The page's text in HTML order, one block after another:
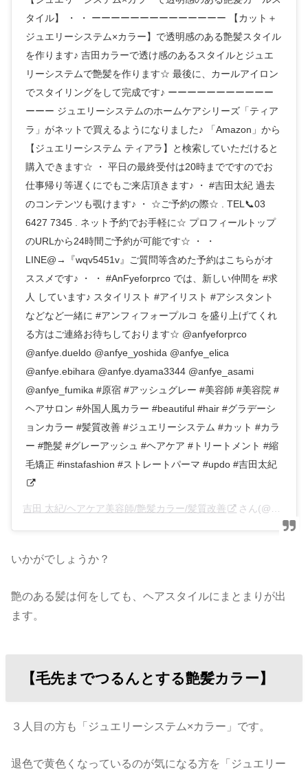
タイル】 ・ ・ ーーーーーーーーーーーーーー 【カット＋
ジュエリーシステム×カラー】で透明感のある艶髪スタイル
を作ります♪ 吉田カラーで透け感のあるスタイルとジュエ
リーシステムで艶髪を作ります☆ 最後に、カールアイロン
でスタイリングをして完成です♪ ーーーーーーーーーーー
ーーー ジュエリーシステムのホームケアシリーズ「ティア
ラ」がネットで買えるようになりました♪ 「Amazon」から
【ジュエリーシステム ティアラ】と検索していただけると
購入できます☆ ・ 平日の最終受付は20時までですのでお
仕事帰り等遅くにでもご来店頂きます♪ ・ #吉田太紀 過去
のコンテンツも覗けます♪ ・ ☆ご予約の際☆ . TEL📞03
6427 7345 . ネット予約でお手軽に☆ プロフィールトップ
のURLから24時間ご予約が可能です☆ ・ ・
LINE@→『wqv5451v』ご質問等含めた予約はこちらがオ
ススメです♪ ・ ・ #AnFyeforprco では、新しい仲間を #求
人 しています♪ スタイリスト #アイリスト #アシスタント
などなど一緒に #アンフィフォープルコ を盛り上げてくれ
る方はご連絡お待ちしております☆ @anfyeforprco
@anfye.dueldo @anfye_yoshida @anfye_elica
@anfye.ebihara @anfye.dyama3344 @anfye_asami
@anfye_fumika #原宿 #アッシュグレー #美容師 #美容院 #
ヘアサロン #外国人風カラー #beautiful #hair #グラデーシ
ョンカラー #髪質改善 #ジュエリーシステム #カット #カラ
ー #艶髪 #グレーアッシュ #ヘアケア #トリートメント #縮
毛矯正 #instafashion #ストレートパーマ #updo #吉田太紀
吉田 太紀/ヘアケア美容師/艶髪カラー/髪質改善 さん(@anfye_yoshida)がシェアした投稿 –
いかがでしょうか？
艶のある髪は何をしても、ヘアスタイルにまとまりが出
ます。
【毛先までつるんとする艶髪カラー】
３人目の方も「ジュエリーシステム×カラー」です。
退色で黄色くなっているのが気になる方を「ジュエリー